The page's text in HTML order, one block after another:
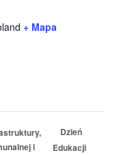
+ Mapa
i
Dzień
Edukacji